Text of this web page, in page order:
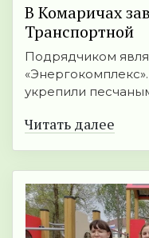
В Комаричах
Транспортной
Подрядчиком
укрепили
Читать далее